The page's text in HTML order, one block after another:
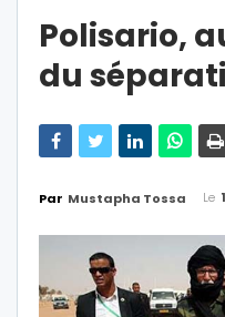
Polisario,
du
Par Mustapha Tossa Le